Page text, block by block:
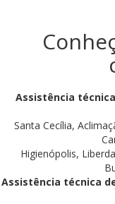
Assistência
Santa Cecília,
Higienópolis,
Assistência técnica